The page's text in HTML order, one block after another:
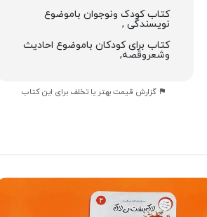
کتاب کودک ونوجوان باموضوع
نویسندگی ,
کتاب برای کودکان باموضوع احادیث
وشعروقصه,
گزارش قیمت بهتر یا تخلف برای این کتاب